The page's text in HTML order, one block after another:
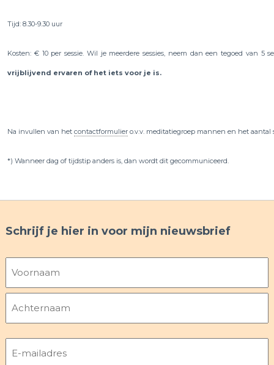
Tijd: 8.30-9.30 uur
Kosten: € 10 per sessie. Wil je meerdere sessies, neem dan een tegoed van 5
vrijblijvend ervaren of het iets voor je is.
Na invullen van het contactformulier o.v.v. meditatiegroep mannen en het aantal
*) Wanneer dag of tijdstip anders is, dan wordt dit gecommuniceerd.
Schrijf je hier in voor mijn nieuwsbrief
Naam
Achternaam
E-